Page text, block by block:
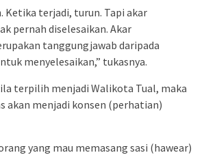
Ketika terjadi, turun. Tapi akar
pernah diselesaikan. Akar
tanggungjawab daripada
menyelesaikan,” tukasnya.
terpilih menjadi Walikota Tual, maka
akan menjadi konsen (perhatian)
yang mau memasang sasi (hawear)